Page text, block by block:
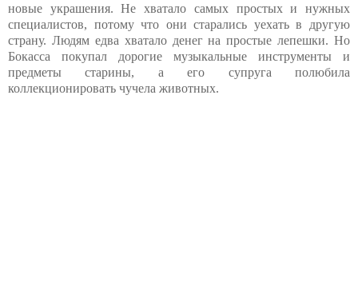
новые украшения. Не хватало самых простых и нужных
специалистов, потому что они старались уехать в другую
страну. Людям едва хватало денег на простые лепешки. Но
Бокасса покупал дорогие музыкальные инструменты и
предметы старины, а его супруга полюбила
коллекционировать чучела животных.